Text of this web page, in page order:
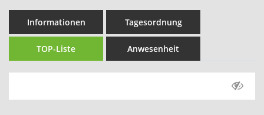
Informationen Tagesordnung
TOP-Liste Anwesenheit